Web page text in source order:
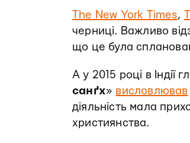
The New York Times,
черниці. Важливо
що це була
А у 2015 році в Індії
санґх» висловлював
діяльність мала
християнства.